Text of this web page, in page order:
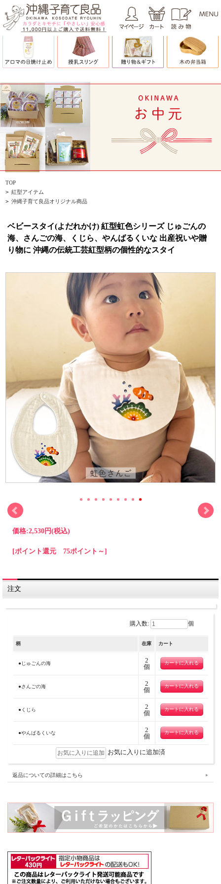
TOP
> 紅型アイテム
> 沖縄子育て良品オリジナル商品
ベビースタイ(よだれかけ) 紅型虹色シリーズ じゅごんの
海、さんごの海、くじら、やんばるくいな 出産祝いや贈
り物に 沖縄の伝統工芸紅型柄の個性的なスタイ
価格:2,530円(税込)
[ポイント還元 75ポイント～]
注文
購入数: 個
柄 在庫 カート
●じゅごんの海
2
個
●さんごの海
2
個
●くじら
2
個
●やんばるくいな
2
個
お気に入りに追加済
返品についての詳細はこちら